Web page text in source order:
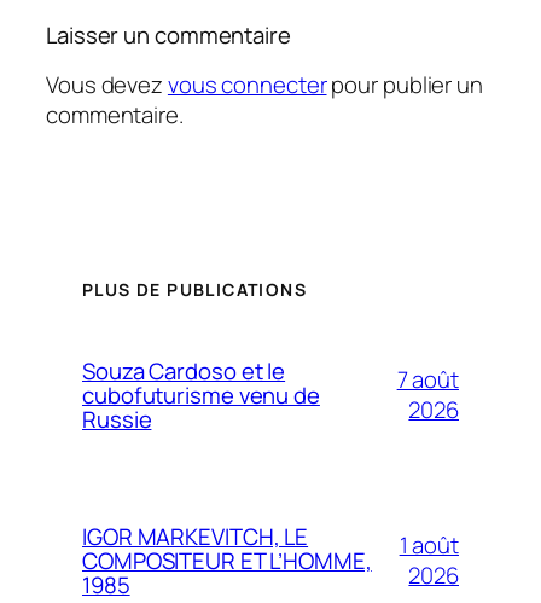
Laisser un commentaire
Vous devezvous connecterpour publier un
commentaire.
PLUS DE PUBLICATIONS
Souza Cardoso et le
cubofuturisme venu de
Russie
7 août
2026
IGOR MARKEVITCH, LE
COMPOSITEUR ET L’HOMME,
1985
1 août
2026